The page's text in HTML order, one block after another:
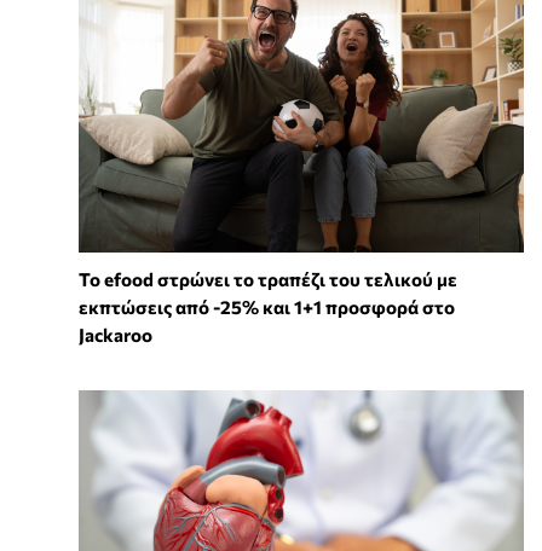
Το efood στρώνει το τραπέζι του τελικού με
εκπτώσεις από -25% και 1+1 προσφορά στο
Jackaroo